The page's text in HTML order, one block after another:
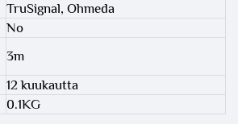
TruSignal, Ohmeda
No
3m
12 kuukautta
0.1KG